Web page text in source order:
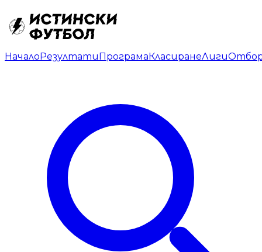
НачалоРезултатиПрограмаКласиранеЛиги